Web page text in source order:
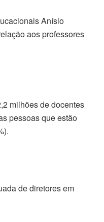
Anísio
aos professores
milhões de docentes
pessoas que estão
de diretores em